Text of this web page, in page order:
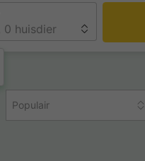
Populair